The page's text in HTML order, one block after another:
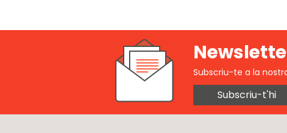
Subscriu-te a la
Subscriu-t'hi